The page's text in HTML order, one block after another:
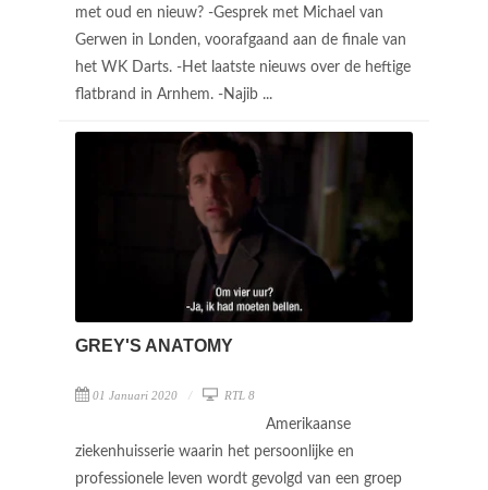
met oud en nieuw? -Gesprek met Michael van
Gerwen in Londen, voorafgaand aan de finale van
het WK Darts. -Het laatste nieuws over de heftige
flatbrand in Arnhem. -Najib ...
GREY'S ANATOMY
01 Januari 2020 RTL 8
Amerikaanse
ziekenhuisserie waarin het persoonlijke en
professionele leven wordt gevolgd van een groep